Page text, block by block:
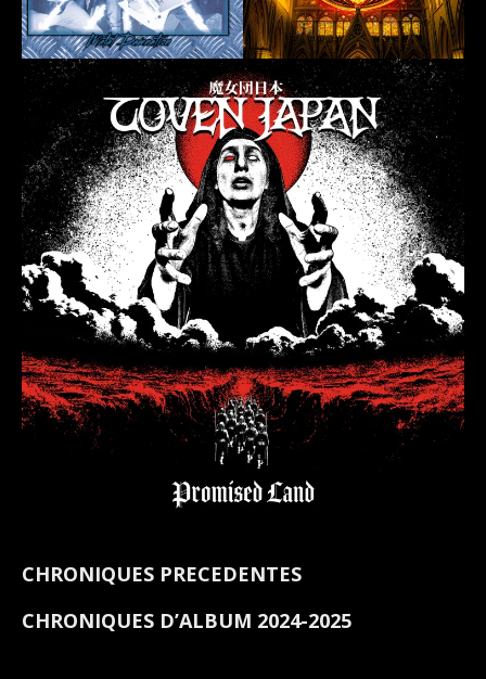
CHRONIQUES PRECEDENTES
CHRONIQUES D’ALBUM 2024-2025